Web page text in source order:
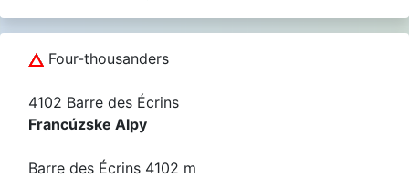
Four-thousanders
4102 Barre des Écrins
Francúzske Alpy
Barre des Écrins 4102 m